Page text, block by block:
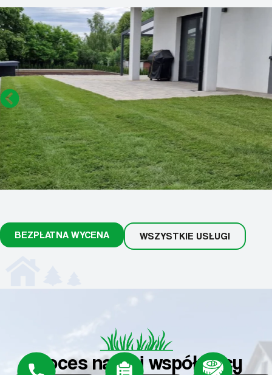
BEZPŁATNA WYCENA WSZYSTKIE USŁUGI
Proces naszej współpracy